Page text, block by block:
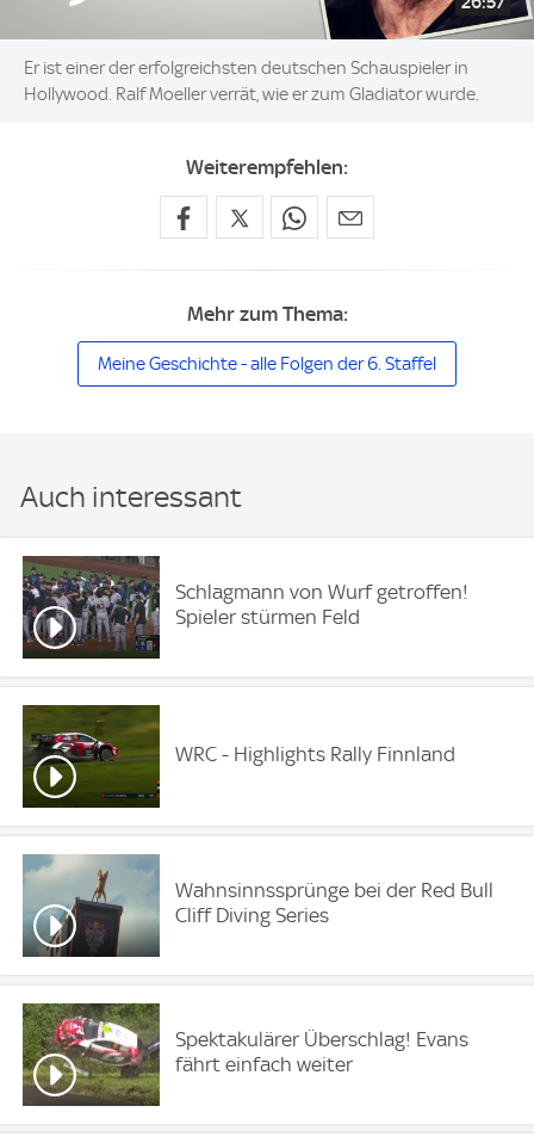
Er ist einer der erfolgreichsten deutschen Schauspieler in
Hollywood. Ralf Moeller verrät, wie er zum Gladiator wurde.
Weiterempfehlen:
Mehr zum Thema:
Meine Geschichte - alle Folgen der 6. Staffel
Auch interessant
Schlagmann von Wurf getroffen!
Spieler stürmen Feld
WRC - Highlights Rally Finnland
Wahnsinnssprünge bei der Red Bull
Cliff Diving Series
Spektakulärer Überschlag! Evans
fährt einfach weiter